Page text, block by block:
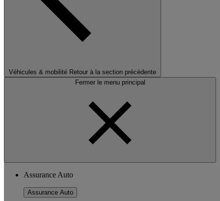
Véhicules & mobilité Retour à la section précédente
Fermer le menu principal
Assurance Auto
Assurance Auto